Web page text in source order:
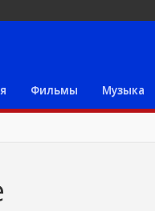
Фильмы Музыка